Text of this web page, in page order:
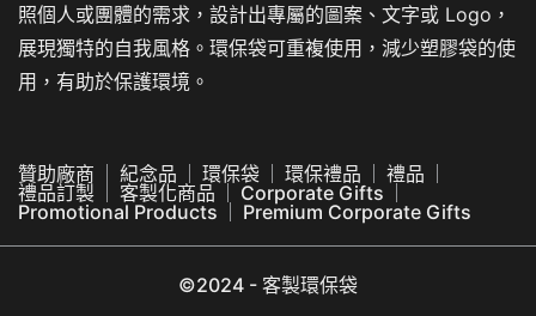
照個人或團體的需求，設計出專屬的圖案、文字或 Logo，
展現獨特的自我風格。環保袋可重複使用，減少塑膠袋的使
用，有助於保護環境。
贊助廠商 紀念品 環保袋 環保禮品
禮品
禮品訂製
客製化商品
Corporate Gifts
Promotional Products
Premium Corporate Gifts
©2024 - 客製環保袋